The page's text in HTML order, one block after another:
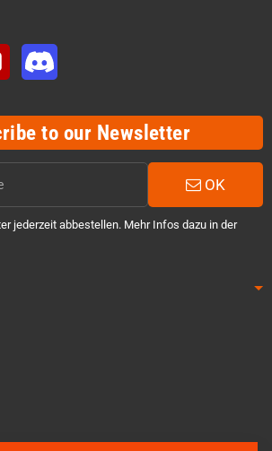
YouTube
to our Newsletter
OK
jederzeit abbestellen. Mehr Infos dazu in der